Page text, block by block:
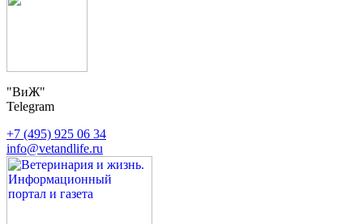
"ВиЖ"
Telegram
+7 (495) 925 06 34
info@vetandlife.ru